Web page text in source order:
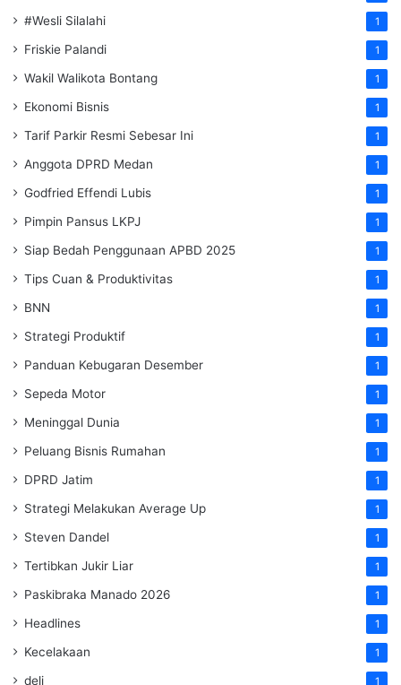
#Wesli Silalahi 1
Friskie Palandi 1
Wakil Walikota Bontang 1
Ekonomi Bisnis 1
Tarif Parkir Resmi Sebesar Ini 1
Anggota DPRD Medan 1
Godfried Effendi Lubis 1
Pimpin Pansus LKPJ 1
Siap Bedah Penggunaan APBD 2025 1
Tips Cuan & Produktivitas 1
BNN 1
Strategi Produktif 1
Panduan Kebugaran Desember 1
Sepeda Motor 1
Meninggal Dunia 1
Peluang Bisnis Rumahan 1
DPRD Jatim 1
Strategi Melakukan Average Up 1
Steven Dandel 1
Tertibkan Jukir Liar 1
Paskibraka Manado 2026 1
Headlines 1
Kecelakaan 1
deli 1